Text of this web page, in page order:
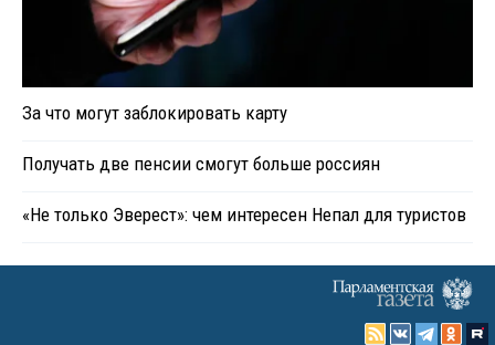
За что могут заблокировать карту
Получать две пенсии смогут больше россиян
«Не только Эверест»: чем интересен Непал для туристов